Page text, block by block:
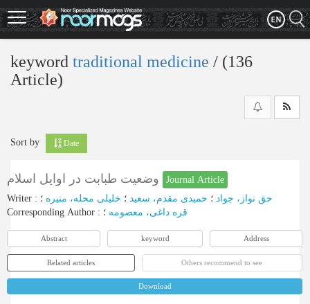
Skip
to
main
keyword traditional medicine ‎/ (136
Article)
Sort by Date
Journal Article
Writer : حق نواز، جواد ؛ حمیدی مقدم، سعید ؛ خلیلی محله، منیره ؛
Corresponding Author : قره داغی، معصومه ؛
Abstract keyword Address
Related articles Others recommend to see
Download